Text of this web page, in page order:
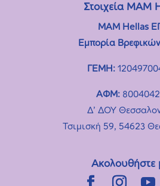
Στοιχεία ΜΑΜ
MAM Hellas
Εμπορία
ΓΕΜΗ:
ΑΦΜ:
Δ’ ΔΟΥ
Τσιμισκή 59, 54623
Ακολουθήστε